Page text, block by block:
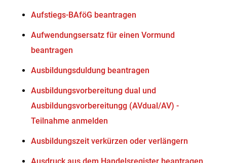
Aufstiegs-BAföG beantragen
Aufwendungsersatz für einen Vormund
beantragen
Ausbildungsduldung beantragen
Ausbildungsvorbereitung dual und
Ausbildungsvorbereitungg (AVdual/AV) -
Teilnahme anmelden
Ausbildungszeit verkürzen oder verlängern